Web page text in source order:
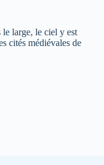
le large, le ciel y est
cités médiévales de